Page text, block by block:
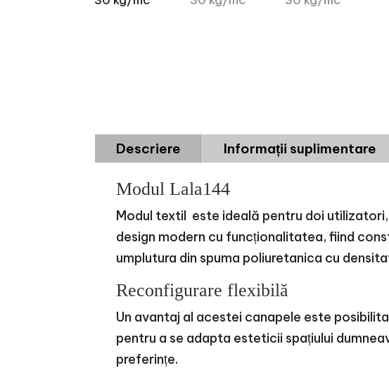
Descriere Informații suplimentare
Modul Lala144
Modul textil este ideală pentru doi
design modern cu funcționalitatea, fiind
umplutura din spuma poliuretanica cu
Reconfigurare flexibilă
Un avantaj al acestei canapele este
pentru a se adapta esteticii spațiului
preferințe.